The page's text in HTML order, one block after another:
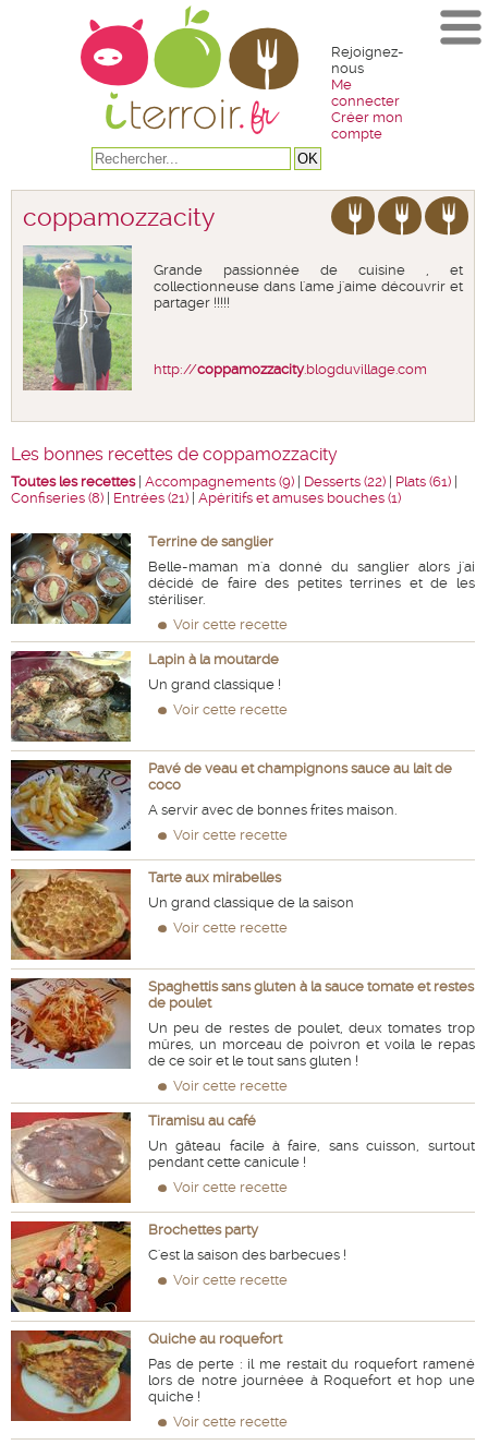
Rejoignez-
nous
Me
connecter
Créer mon
compte
coppamozzacity
Grande passionnée de cuisine , et
collectionneuse dans l'ame j'aime découvrir et
partager !!!!!
http://coppamozzacity.blogduvillage.com
Les bonnes recettes de coppamozzacity
Toutes les recettes| Accompagnements (9) Desserts (22) Plats (61)
Confiseries (8)
Entrées (21) Apéritifs et amuses bouches (1)
Terrine de sanglier
Belle-maman m'a donné du sanglier alors j'ai
décidé de faire des petites terrines et de les
stériliser.
Voir cette recette
Lapin à la moutarde
Un grand classique !
Voir cette recette
Pavé de veau et champignons sauce au lait de
coco
A servir avec de bonnes frites maison.
Voir cette recette
Tarte aux mirabelles
Un grand classique de la saison
Voir cette recette
Spaghettis sans gluten à la sauce tomate et restes
de poulet
Un peu de restes de poulet, deux tomates trop
mûres, un morceau de poivron et voila le repas
de ce soir et le tout sans gluten !
Voir cette recette
Tiramisu au café
Un gâteau facile à faire, sans cuisson, surtout
pendant cette canicule !
Voir cette recette
Brochettes party
C'est la saison des barbecues !
Voir cette recette
Quiche au roquefort
Pas de perte : il me restait du roquefort ramené
lors de notre journéee à Roquefort et hop une
quiche !
Voir cette recette